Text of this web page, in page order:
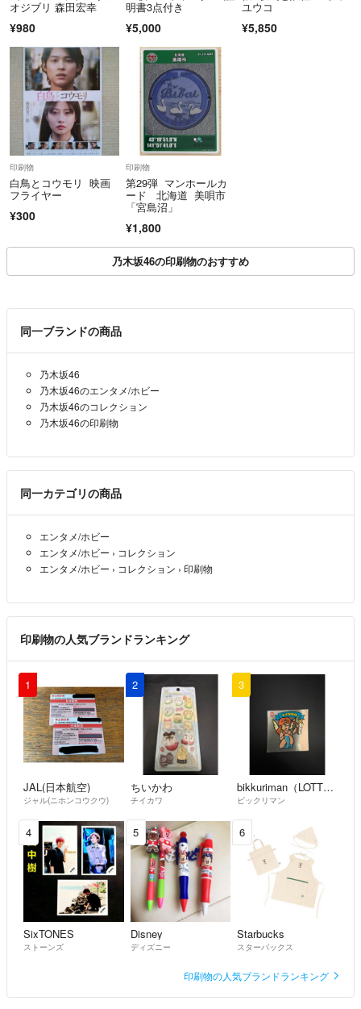
オジブリ 森田宏幸
¥980
明書3点付き
¥5,000
ユウコ
¥5,850
印刷物
白鳥とコウモリ 映画
フライヤー
¥300
印刷物
第29弾 マンホールカ
ード 北海道 美唄市
「宮島沼」
¥1,800
乃木坂46の印刷物のおすすめ
同一ブランドの商品
乃木坂46
乃木坂46のエンタメ/ホビー
乃木坂46のコレクション
乃木坂46の印刷物
同一カテゴリの商品
エンタメ/ホビー
エンタメ/ホビー › コレクション
エンタメ/ホビー › コレクション › 印刷物
印刷物の人気ブランドランキング
1
JAL(日本航空)
ジャル(ニホンコウクウ)
2
ちいかわ
チイカワ
3
bikkuriman（LOTTE）
ビックリマン
4
SixTONES
ストーンズ
5
Disney
ディズニー
6
Starbucks
スターバックス
印刷物の人気ブランドランキング